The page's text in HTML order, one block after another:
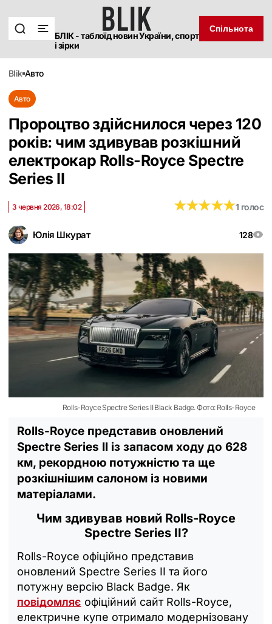
БЛІК - таблоїд новин України, спорт
і зірки
Спільнота
blik авто
Авто
Пророцтво здійснилося через 120
років: чим здивував розкішний
електрокар Rolls-Royce Spectre
Series II
Юлія Шкурат 128
3 червня 2026, 18:02 ★★★★★
★★★★★1 голос
Rolls-Royce Spectre Series II Black Badge. Фото: Rolls-Royce
Rolls-Royce представив оновлений
Spectre Series II із запасом ходу до 628
км, рекордною потужністю та ще
розкішнішим салоном із новими
матеріалами.
Чим здивував новий Rolls-Royce
Spectre Series II?
Rolls-Royce офіційно представив
оновлений Spectre Series II та його
потужну версію Black Badge. Як
повідомляє офіційний сайт Rolls-Royce,
електричне купе отримало модернізовану